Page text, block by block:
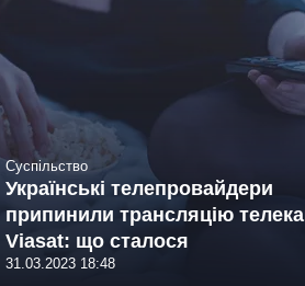
Суспільство
Українські телепровайдери
припинили трансляцію
Viasat: що сталося
31.03.2023 18:48